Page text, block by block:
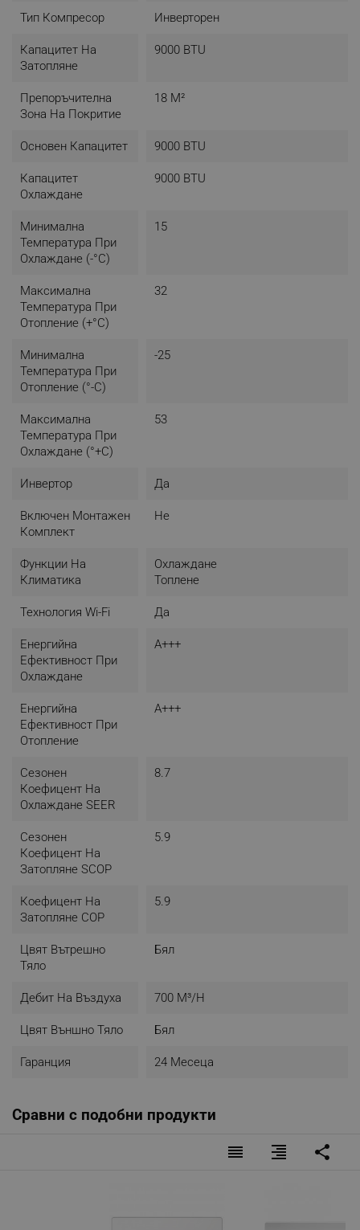
Тип Компресор Инверторен
Капацитет На
Затопляне
9000 BTU
Препоръчителна
Зона На Покритие
18 М²
Основен Капацитет 9000 BTU
Капацитет
Охлаждане
9000 BTU
Минимална
Температура При
Охлаждане (-°C)
15
Максимална
Температура При
Отопление (+°C)
32
Минимална
Температура При
Отопление (°-C)
-25
Максимална
Температура При
Охлаждане (°+C)
53
Инвертор Да
Включен Монтажен
Комплект
Не
Функции На
Климатика
Охлаждане
Топлене
Технология Wi-Fi Да
Енергийна
Ефективност При
Охлаждане
A+++
Енергийна
Ефективност При
Отопление
A+++
Сезонен
Коефицент На
Охлаждане SEER
8.7
Сезонен
Коефицент На
Затопляне SCOP
5.9
Коефицент На
Затопляне COP
5.9
Цвят Вътрешно
Тяло
Бял
Дебит На Въздуха 700 М³/н
Цвят Външно Тяло Бял
Гаранция 24 Месеца
Сравни с подобни продукти
reorder format_align_right share